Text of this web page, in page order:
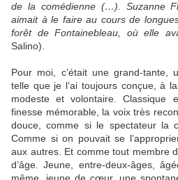
de la comédienne (…). Suzanne
aimait à le faire au cours de
forêt de Fontainebleau, où elle
Salino).
Pour moi, c’était une grand-tante,
telle que je l’ai toujours conçue, à
modeste et volontaire. Classique
finesse mémorable, la voix très
douce, comme si le spectateur la
Comme si on pouvait se
aux autres. Et comme tout membre
d’âge. Jeune, entre-deux-âges,